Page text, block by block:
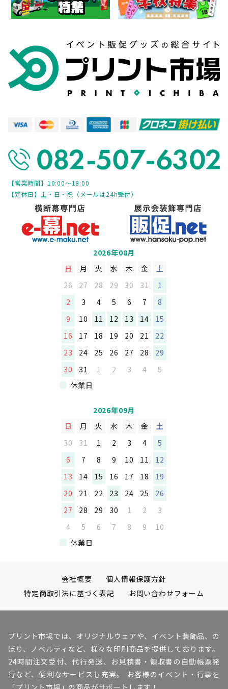
【営業時間】10:00～18:00
【定休日】土・日・祝（メールは24h受付）
2026年08月
日
月 火 水 木 金
土
26
27 28 29 30 31
1
2
3 4 5 6 7
8
9
10 11 12 13 14
15
16
17 18 19 20 21
22
23
24 25 26 27 28
29
30
31 1 2 3 4
5
休業日
2026年09月
日
月 火 水 木 金
土
30
31 1 2 3 4
5
6
7 8 9 10 11
12
13
14 15 16 17 18
19
20
21 22 23 24 25
26
27
28 29 30 1 2
3
4
5 6 7 8 9
10
休業日
会社概要
個人情報保護方針
特定商取引法に基づく表記
お問い合わせフォーム
プリント市場では、オリジナルウェアや、イベント装飾品、の
ぼり、ノベルティなど、様々な印刷商品を提供しております。
24時間注文受付、代行発送、お見積書・領収書の自動帳票発
行など、便利なサービスも充実。 お客様のイベント・行事を
「プリント市場」の商品がサポートします！